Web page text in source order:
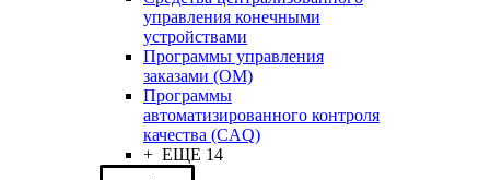
управления конечными
устройствами
Программы управления
заказами (OM)
Программы
автоматизированного контроля
качества (CAQ)
+ ЕЩЕ 14